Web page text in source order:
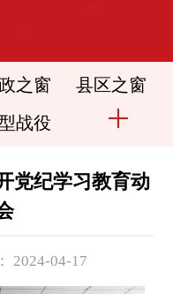
之窗 县区之窗
战役
党纪学习教育动
2024-04-17